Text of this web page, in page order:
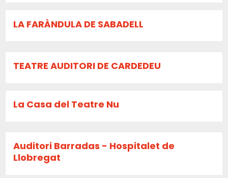
LA FARÀNDULA DE SABADELL
TEATRE AUDITORI DE CARDEDEU
La Casa del Teatre Nu
Auditori Barradas - Hospitalet de
Llobregat